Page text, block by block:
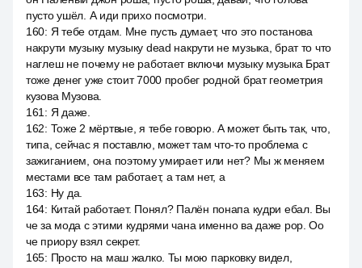
пусто ушёл. А иди прихо посмотри.
160: Я тебе отдам. Мне пусть думает, что это постанова
накрути музыку музыку dead накрути не музыка, брат то что
наглеш не почему не работает включи музыку музыка Брат
тоже денег уже стоит 7000 пробег родной брат геометрия
кузова Музова.
161 : Я даже.
162: Тоже 2 мёртвые, я тебе говорю. А может быть так, что,
типа, сейчас я поставлю, может там что-то проблема с
зажиганием, она поэтому умирает или нет? Мы ж меняем
местами все там работает, а там нет, а
163: Ну да.
164: Китай работает. Понял? Палён понапа кудри ебал. Вы
че за мода с этими кудрями чана именно ва даже pop. Оо
че приору взял секрет.
165: Просто на маш жалко. Ты мою парковку видел,